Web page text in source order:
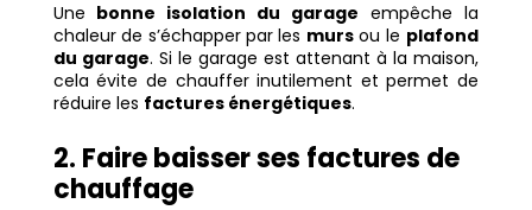
Une bonne isolation du garage empêche la
chaleur de s’échapper par les mursou le plafond
du garage. Si le garage est attenant à la maison,
cela évite de chauffer inutilement et permet de
réduire les factures énergétiques.
2. Faire baisser ses factures de
chauffage